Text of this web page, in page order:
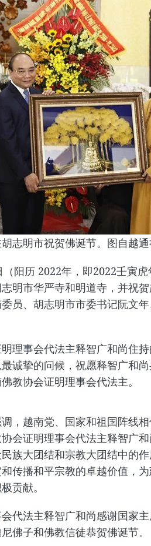
志明市祝贺佛诞节。图自越
阳历 2022年，即2022壬寅
明市华严寺和明道寺，并祝
员、胡志明市市委书记阮文
理事会代法主释智广和尚住
诚挚的问候，祝愿释智广和
教协会证明理事会代法主。
，越南党、国家和祖国阵线
会证明理事会代法主释智广
族大团结和宗教大团结中的
传播和平宗教的卓越价值，为
贡献。
代法主释智广和尚感谢国家
佛子和佛教信徒恭贺佛诞节。